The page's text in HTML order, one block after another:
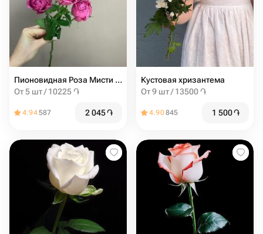
Пионовидная Роза Мисти баблс от 5шт
От 5 шт / 10225 ֏
4.94587 2 045֏
Кустовая хризантема
От 9 шт / 13500 ֏
4.90845 1 500֏